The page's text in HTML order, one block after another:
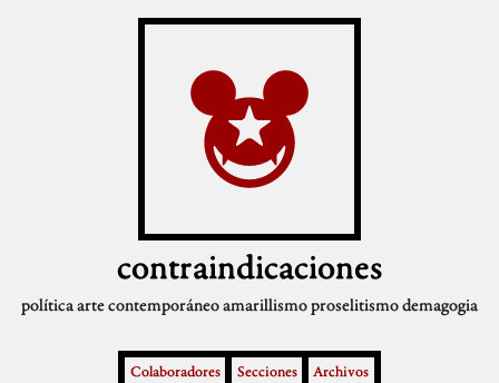
contraindicaciones
políticaarte contemporáneoamarillismoproselitismodemagogia
Colaboradores Secciones Archivos